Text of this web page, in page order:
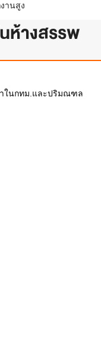
านสูง
ห้างสรรพ
ในกทม.และปริมณฑล